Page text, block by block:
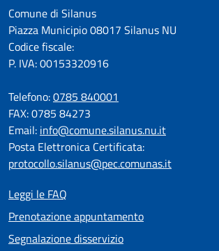
Comune di Silanus
Piazza Municipio 08017 Silanus NU
Codice fiscale:
P. IVA: 00153320916
Telefono:0785 840001
FAX: 0785 84273
Email: info@comune.silanus.nu.it
Posta Elettronica Certificata:
protocollo.silanus@pec.comunas.it
Leggi le FAQ
Prenotazione appuntamento
Segnalazione disservizio